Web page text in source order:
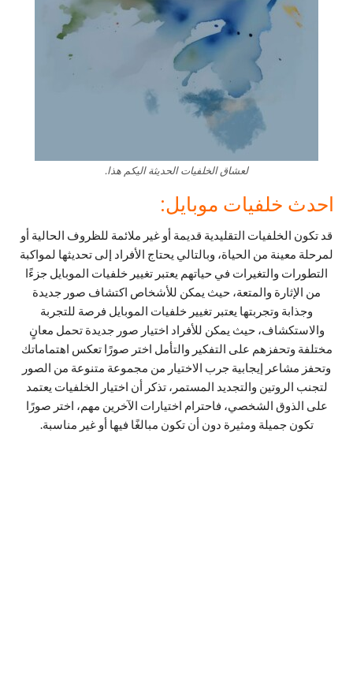
لعشاق الخلفيات الحديثة اليكم هذا.
احدث خلفيات موبايل:
قد تكون الخلفيات التقليدية قديمة أو غير ملائمة للظروف الحالية أو
لمرحلة معينة من الحياة، وبالتالي يحتاج الأفراد إلى تحديثها لمواكبة
التطورات والتغيرات في حياتهم يعتبر تغيير خلفيات الموبايل جزءًا
من الإثارة والمتعة، حيث يمكن للأشخاص اكتشاف صور جديدة
وجذابة وتجربتها يعتبر تغيير خلفيات الموبايل فرصة للتجربة
والاستكشاف، حيث يمكن للأفراد اختيار صور جديدة تحمل معانٍ
مختلفة وتحفزهم على التفكير والتأمل اختر صورًا تعكس اهتماماتك
وتحفز مشاعر إيجابية جرب الاختيار من مجموعة متنوعة من الصور
لتجنب الروتين والتجديد المستمر، تذكر أن اختيار الخلفيات يعتمد
على الذوق الشخصي، فاحترام اختيارات الآخرين مهم، اختر صورًا
تكون جميلة ومثيرة دون أن تكون مبالغًا فيها أو غير مناسبة.